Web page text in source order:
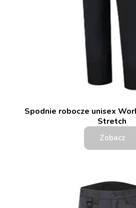
Spodnie robocze unisex
Stretch
Zobacz